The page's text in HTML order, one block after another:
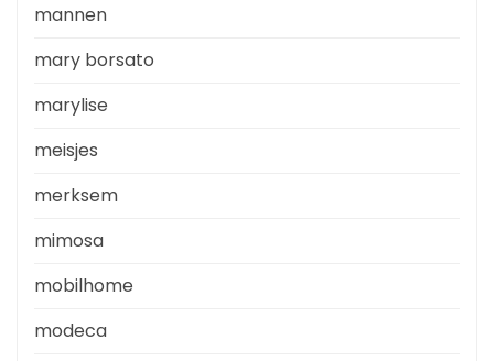
mannen
mary borsato
marylise
meisjes
merksem
mimosa
mobilhome
modeca